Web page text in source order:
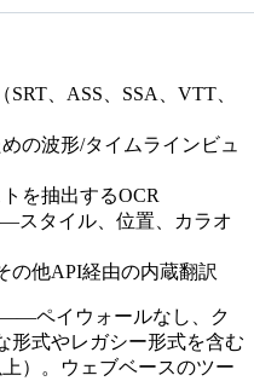
、ASS、SSA、VTT、
の波形/タイムラインビュ
を抽出するOCR
スタイル、位置、カラオ
の他API経由の内蔵翻訳
ペイウォールなし、ク
形式やレガシー形式を含む
）。ウェブベースのツー